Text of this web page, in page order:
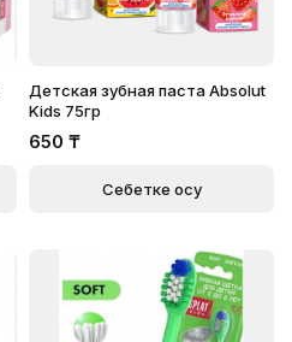
Детская зубная паста Absolut
Kids 75гр
650 ₸
Себетке қосу